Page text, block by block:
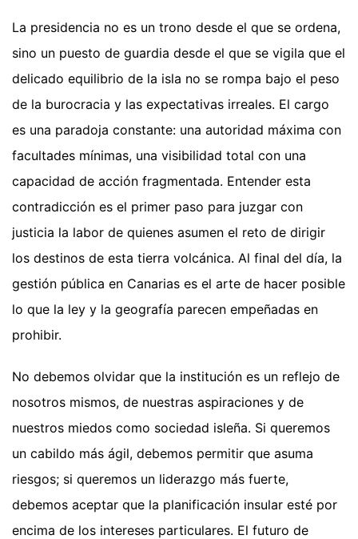
La presidencia no es un trono desde el que se ordena,
sino un puesto de guardia desde el que se vigila que el
delicado equilibrio de la isla no se rompa bajo el peso
de la burocracia y las expectativas irreales. El cargo
es una paradoja constante: una autoridad máxima con
facultades mínimas, una visibilidad total con una
capacidad de acción fragmentada. Entender esta
contradicción es el primer paso para juzgar con
justicia la labor de quienes asumen el reto de dirigir
los destinos de esta tierra volcánica. Al final del día, la
gestión pública en Canarias es el arte de hacer posible
lo que la ley y la geografía parecen empeñadas en
prohibir.
No debemos olvidar que la institución es un reflejo de
nosotros mismos, de nuestras aspiraciones y de
nuestros miedos como sociedad isleña. Si queremos
un cabildo más ágil, debemos permitir que asuma
riesgos; si queremos un liderazgo más fuerte,
debemos aceptar que la planificación insular esté por
encima de los intereses particulares. El futuro de